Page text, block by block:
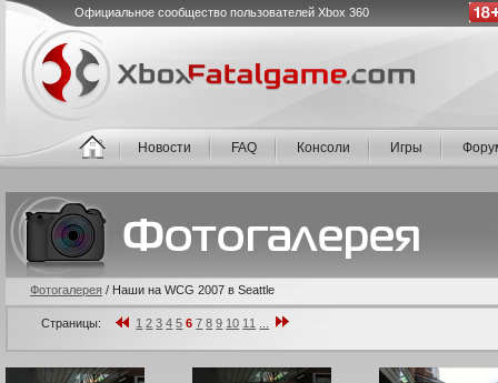
Официальное сообщество пользователей Xbox 360
Новости FAQ Консоли Игры
Фотогалерея / Наши на WCG 2007 в Seattle
Страницы: 1 2 3 4 5 6 7 8 9 10 11